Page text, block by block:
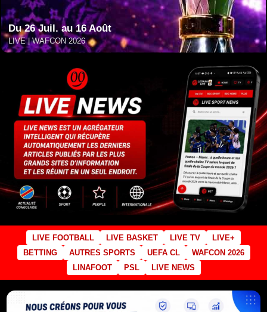
Du 26 Juil. au 16 Août
LIVE | WAFCON 2026
LIVE FOOTBALL LIVE BASKET LIVE TV
LIVE+
BETTING
AUTRES SPORTS UEFA CL
WAFCON 2026
LINAFOOT
PSL LIVE NEWS